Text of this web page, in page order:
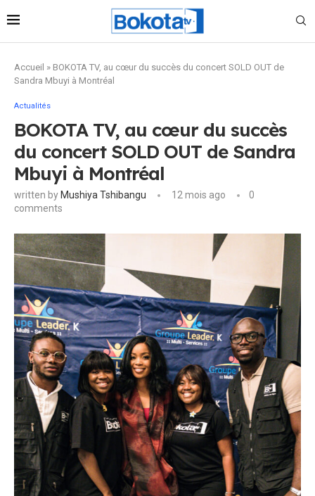
Accueil » BOKOTA TV, au cœur du succès du concert SOLD OUT de
Sandra Mbuyi à Montréal
Actualités
BOKOTA TV, au cœur du succès
du concert SOLD OUT de Sandra
Mbuyi à Montréal
written by Mushiya Tshibangu 12 mois ago
0
comments